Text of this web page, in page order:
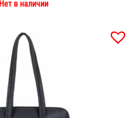
Нет в наличии